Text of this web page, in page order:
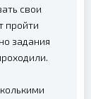
свои
пройти
задания